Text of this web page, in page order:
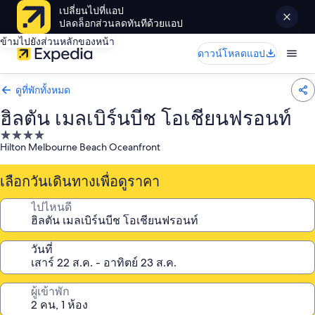
เปลี่ยนไปที่แอป
ปลดล็อกส่วนลดทันทีด้วยแอป
ข้ามไปยังส่วนหลักของหน้า
ดาวน์โหลดแอป
ดูที่พักทั้งหมด
ฮิลตัน เมลเบิร์นบีช โอเชียนฟรอนท์
ที่พัก
4.0
Hilton Melbourne Beach Oceanfront
เลือกวันเดินทางเพื่อดูราคา
ไปไหนดี
วันที่
ผู้เข้าพัก